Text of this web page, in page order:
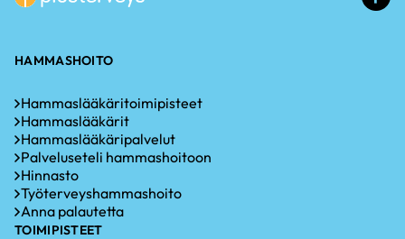
HAMMASHOITO
Hammaslääkäritoimipisteet
Hammaslääkärit
Hammaslääkäripalvelut
Palveluseteli hammashoitoon
Hinnasto
Työterveyshammashoito
Anna palautetta
TOIMIPISTEET